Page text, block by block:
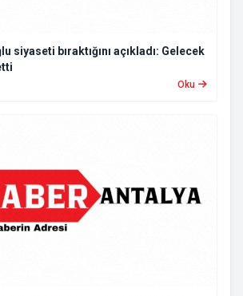
siyaseti bıraktığını açıkladı: Gelecek
Oku